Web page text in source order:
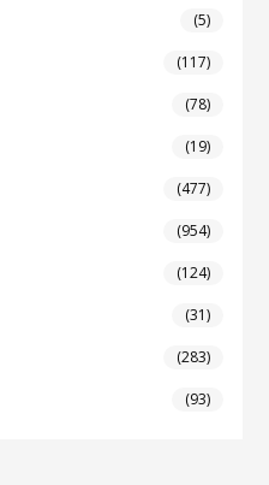
(5)
(117)
(78)
(19)
(477)
(954)
(124)
(31)
(283)
(93)